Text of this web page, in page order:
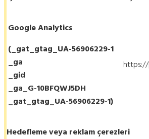
Google Analytics
(_gat_gtag_UA-56906229-1
_ga
_gid
_ga_G-10BFQWJ5DH
_gat_gtag_UA-56906229-1)
Hedefleme veya reklam çerezleri